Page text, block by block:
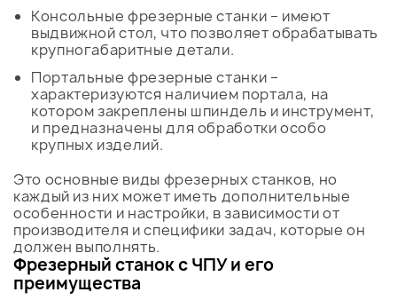
Консольные фрезерные станки – имеют
выдвижной стол, что позволяет обрабатывать
крупногабаритные детали.
Портальные фрезерные станки –
характеризуются наличием портала, на
котором закреплены шпиндель и инструмент,
и предназначены для обработки особо
крупных изделий.
Это основные виды фрезерных станков, но
каждый из них может иметь дополнительные
особенности и настройки, в зависимости от
производителя и специфики задач, которые он
должен выполнять.
Фрезерный станок с ЧПУ и его
преимущества